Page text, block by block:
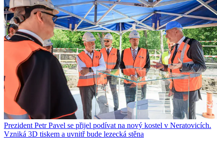
Prezident Petr Pavel se přijel podívat na nový kostel v Neratovicích.
Vzniká 3D tiskem a uvnitř bude lezecká stěna